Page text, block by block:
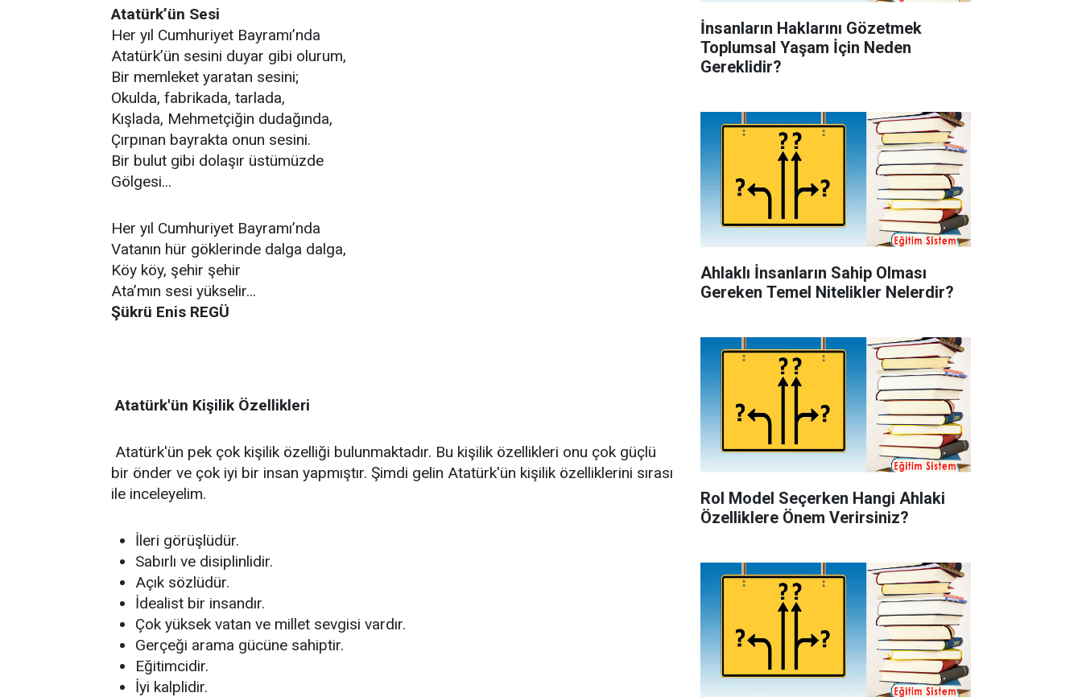
Atatürk’ün Sesi
Her yıl Cumhuriyet Bayramı’nda
Atatürk’ün sesini duyar gibi olurum,
Bir memleket yaratan sesini;
Okulda, fabrikada, tarlada,
Kışlada, Mehmetçiğin dudağında,
Çırpınan bayrakta onun sesini.
Bir bulut gibi dolaşır üstümüzde
Gölgesi...
Her yıl Cumhuriyet Bayramı’nda
Vatanın hür göklerinde dalga dalga,
Köy köy, şehir şehir
Ata’mın sesi yükselir...
Şükrü Enis REGÜ
Atatürk'ün Kişilik Özellikleri
Atatürk'ün pek çok kişilik özelliği bulunmaktadır. Bu kişilik özellikleri onu çok güçlü
bir önder ve çok iyi bir insan yapmıştır. Şimdi gelin Atatürk'ün kişilik özelliklerini sırası
ile inceleyelim.
İleri görüşlüdür.
Sabırlı ve disiplinlidir.
Açık sözlüdür.
İdealist bir insandır.
Çok yüksek vatan ve millet sevgisi vardır.
Gerçeği arama gücüne sahiptir.
Eğitimcidir.
İyi kalplidir.
İnsanların Haklarını Gözetmek
Toplumsal Yaşam İçin Neden
Gereklidir?
Ahlaklı İnsanların Sahip Olması
Gereken Temel Nitelikler Nelerdir?
Rol Model Seçerken Hangi Ahlaki
Özelliklere Önem Verirsiniz?